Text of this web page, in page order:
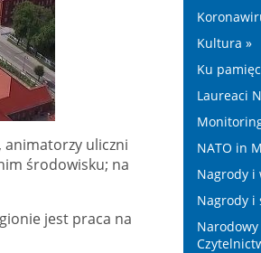
animatorzy uliczni
środowisku; na
jest praca na
Kultura »
Ku
Laureaci
NATO in
Nagrody i
Nagrody i